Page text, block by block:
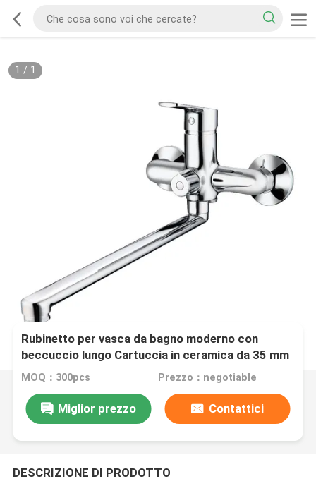
1 / 1
Rubinetto per vasca da bagno moderno con
beccuccio lungo Cartuccia in ceramica da 35 mm
Design cilindrico classico
MOQ：300pcs Prezzo：negotiable
Miglior prezzo Contattici
DESCRIZIONE DI PRODOTTO